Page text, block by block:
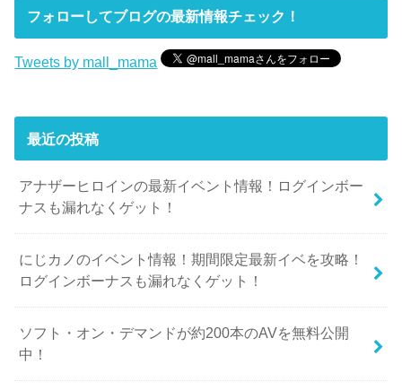
フォローしてブログの最新情報チェック！
Tweets by mall_mama
最近の投稿
アナザーヒロインの最新イベント情報！ログインボー
ナスも漏れなくゲット！
にじカノのイベント情報！期間限定最新イベを攻略！
ログインボーナスも漏れなくゲット！
ソフト・オン・デマンドが約200本のAVを無料公開
中！